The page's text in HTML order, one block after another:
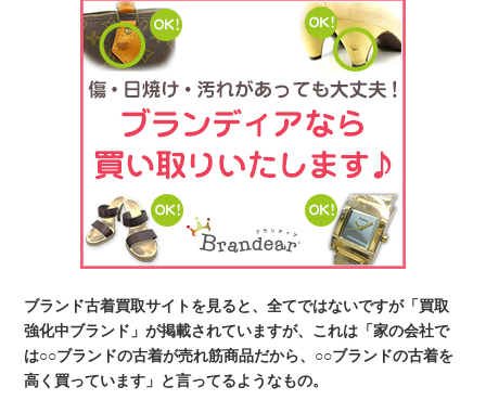
ブランド古着買取サイトを見ると、全てではないですが「買取
強化中ブランド」が掲載されていますが、これは「家の会社で
は○○ブランドの古着が売れ筋商品だから、○○ブランドの古着を
高く買っています」と言ってるようなもの。